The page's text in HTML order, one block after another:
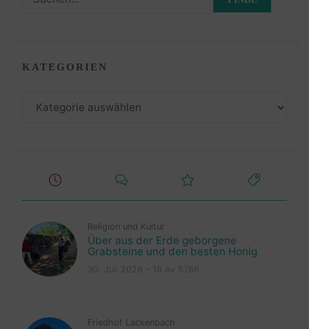
KATEGORIEN
Kategorien
Religion und Kultur
Über aus der Erde geborgene
Grabsteine und den besten Honig
Friedhof Lackenbach